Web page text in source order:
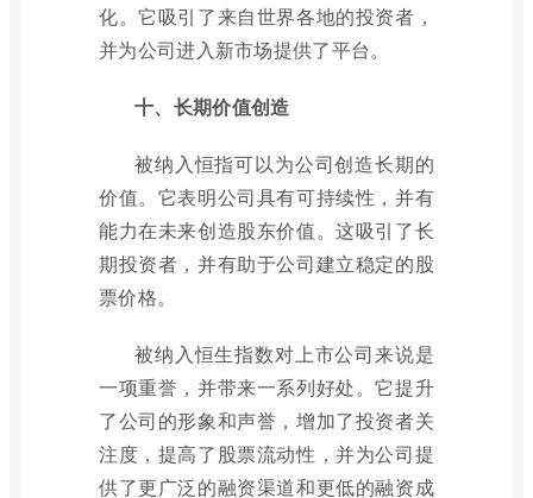
化。它吸引了来自世界各地的投资者，
并为公司进入新市场提供了平台。
十、长期价值创造
被纳入恒指可以为公司创造长期的
价值。它表明公司具有可持续性，并有
能力在未来创造股东价值。这吸引了长
期投资者，并有助于公司建立稳定的股
票价格。
被纳入恒生指数对上市公司来说是
一项重誉，并带来一系列好处。它提升
了公司的形象和声誉，增加了投资者关
注度，提高了股票流动性，并为公司提
供了更广泛的融资渠道和更低的融资成